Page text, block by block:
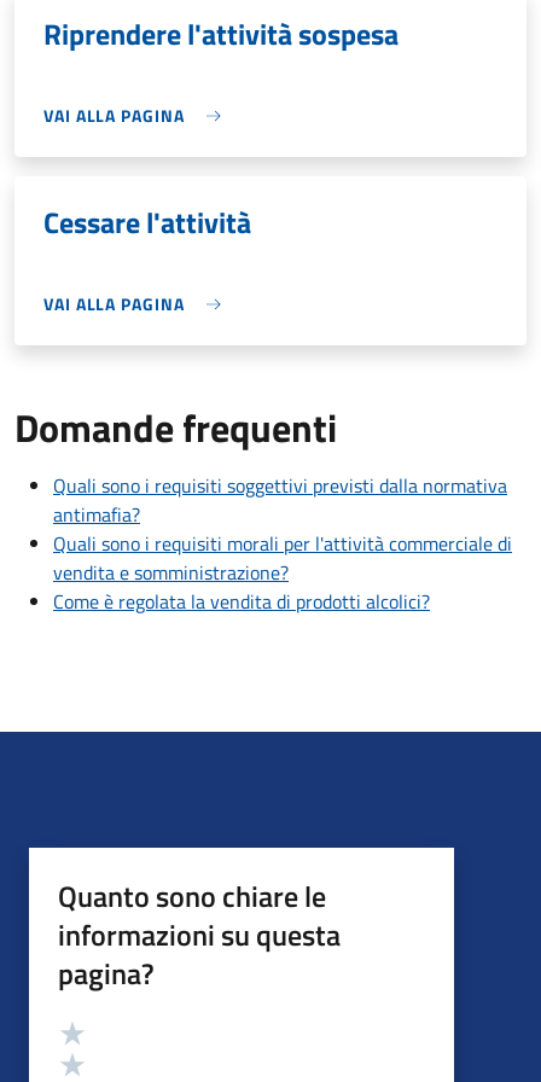
Riprendere l'attività sospesa
VAI ALLA PAGINA
Cessare l'attività
VAI ALLA PAGINA
Domande frequenti
Quali sono i requisiti soggettivi previsti dalla normativa
antimafia?
Quali sono i requisiti morali per l'attività commerciale di
vendita e somministrazione?
Come è regolata la vendita di prodotti alcolici?
Quanto sono chiare le
informazioni su questa
pagina?
Valutazione